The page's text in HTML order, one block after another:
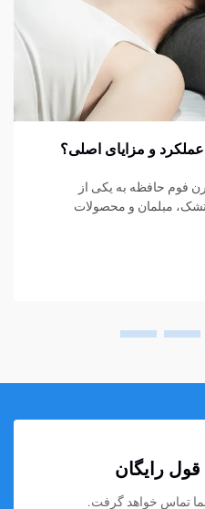
و مزایای اصلی؟
فوم حافظه به یکی از
تشک، مبلمان و محصولات
رایگان
شما تماس خواهد گرفت.